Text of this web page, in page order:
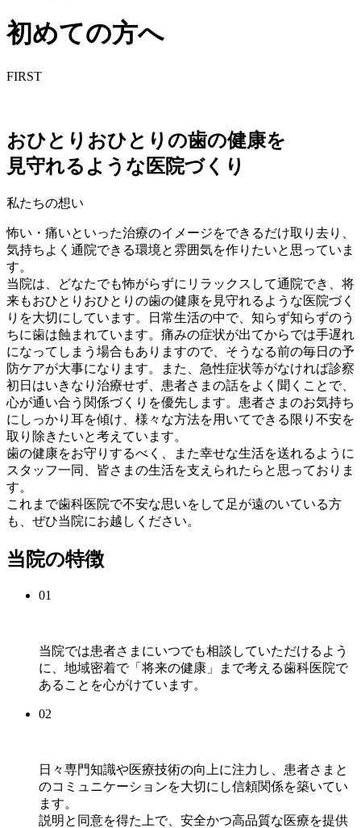
初めての方へ
FIRST
おひとりおひとりの歯の健康を
見守れるような医院づくり
私たちの想い
怖い・痛いといった治療のイメージをできるだけ取り去り、
気持ちよく通院できる環境と雰囲気を作りたいと思っていま
す。
当院は、どなたでも怖がらずにリラックスして通院でき、将
来もおひとりおひとりの歯の健康を見守れるような医院づく
りを大切にしています。日常生活の中で、知らず知らずのう
ちに歯は蝕まれています。痛みの症状が出てからでは手遅れ
になってしまう場合もありますので、そうなる前の毎日の予
防ケアが大事になります。また、急性症状等がなければ診察
初日はいきなり治療せず、患者さまの話をよく聞くことで、
心が通い合う関係づくりを優先します。患者さまのお気持ち
にしっかり耳を傾け、様々な方法を用いてできる限り不安を
取り除きたいと考えています。
歯の健康をお守りするべく、また幸せな生活を送れるように
スタッフ一同、皆さまの生活を支えられたらと思っておりま
す。
これまで歯科医院で不安な思いをして足が遠のいている方
も、ぜひ当院にお越しください。
当院の特徴
01
当院では患者さまにいつでも相談していただけるよう
に、地域密着で「将来の健康」まで考える歯科医院で
あることを心がけています。
02
日々専門知識や医療技術の向上に注力し、患者さまと
のコミュニケーションを大切にし信頼関係を築いてい
ます。
説明と同意を得た上で、安全かつ高品質な医療を提供